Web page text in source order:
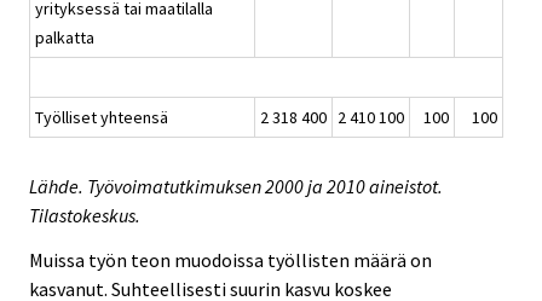
yrityksessä tai maatilalla
palkatta
Työlliset yhteensä 2 318 400 2 410 100 100 100
Lähde. Työvoimatutkimuksen 2000 ja 2010 aineistot.
Tilastokeskus.
Muissa työn teon muodoissa työllisten määrä on
kasvanut. Suhteellisesti suurin kasvu koskee